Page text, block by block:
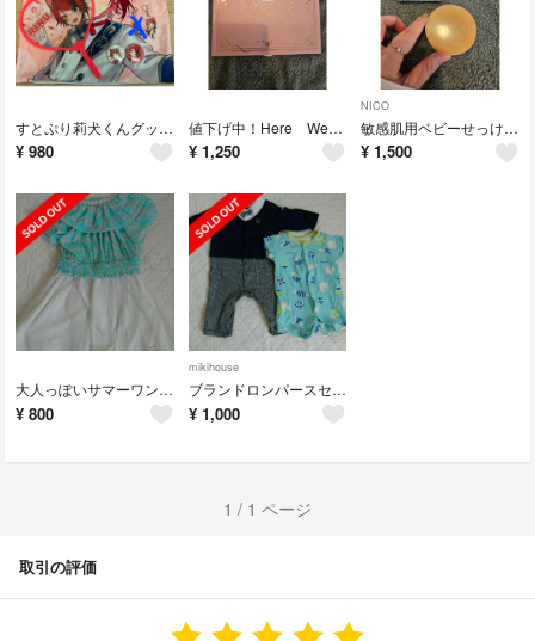
すとぷり莉犬くんグッズ10点セット(一部非公式含みます)&CD アルバム
¥ 980
値下げ中！Here We Go！！【完全生産限定クリスマスプレゼントBOX盤】
¥ 1,250
NICO
敏感肌用ベビーせっけん nico 4個セット
¥ 1,500
大人っぽいサマーワンピース キッズガール チュールスカート
¥ 800
mikihouse
ブランドロンパースセット ベビー男の子 お呼ばれ
¥ 1,000
1 / 1 ページ
取引の評価